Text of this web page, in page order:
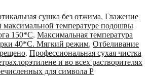
сушка без отжима, Глажение
максимальной температуре подошвы
150*С, Максимальная температура
40*С. Мягкий режим, Отбеливание
, Профессиональная сухая чистка
и во всех растворителях
для символа Р